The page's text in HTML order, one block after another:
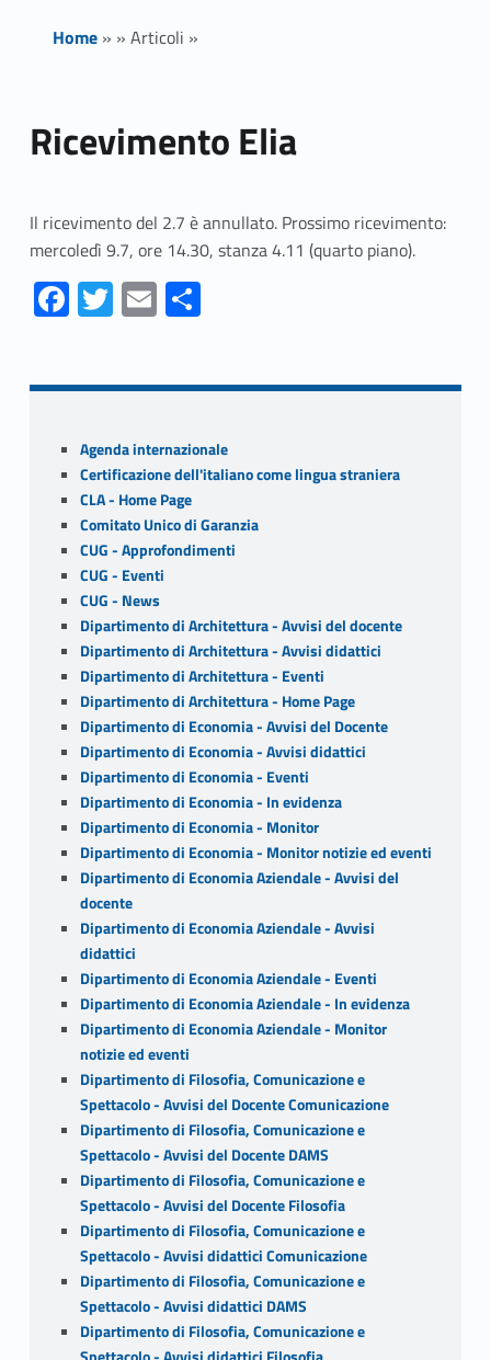
Home» » Articoli »
Ricevimento Elia
Il ricevimento del 2.7 è annullato. Prossimo ricevimento:
mercoledì 9.7, ore 14.30, stanza 4.11 (quarto piano).
Fa
ce
o
o
k
T
w
er
E
m
l
S
e
Sidebar
Agenda internazionale
Certificazione dell'italiano come lingua straniera
CLA - Home Page
Comitato Unico di Garanzia
CUG - Approfondimenti
CUG - Eventi
CUG - News
Dipartimento di Architettura - Avvisi del docente
Dipartimento di Architettura - Avvisi didattici
Dipartimento di Architettura - Eventi
Dipartimento di Architettura - Home Page
Dipartimento di Economia - Avvisi del Docente
Dipartimento di Economia - Avvisi didattici
Dipartimento di Economia - Eventi
Dipartimento di Economia - In evidenza
Dipartimento di Economia - Monitor
Dipartimento di Economia - Monitor notizie ed eventi
Dipartimento di Economia Aziendale - Avvisi del
docente
Dipartimento di Economia Aziendale - Avvisi
didattici
Dipartimento di Economia Aziendale - Eventi
Dipartimento di Economia Aziendale - In evidenza
Dipartimento di Economia Aziendale - Monitor
notizie ed eventi
Dipartimento di Filosofia, Comunicazione e
Spettacolo - Avvisi del Docente Comunicazione
Dipartimento di Filosofia, Comunicazione e
Spettacolo - Avvisi del Docente DAMS
Dipartimento di Filosofia, Comunicazione e
Spettacolo - Avvisi del Docente Filosofia
Dipartimento di Filosofia, Comunicazione e
Spettacolo - Avvisi didattici Comunicazione
Dipartimento di Filosofia, Comunicazione e
Spettacolo - Avvisi didattici DAMS
Dipartimento di Filosofia, Comunicazione e